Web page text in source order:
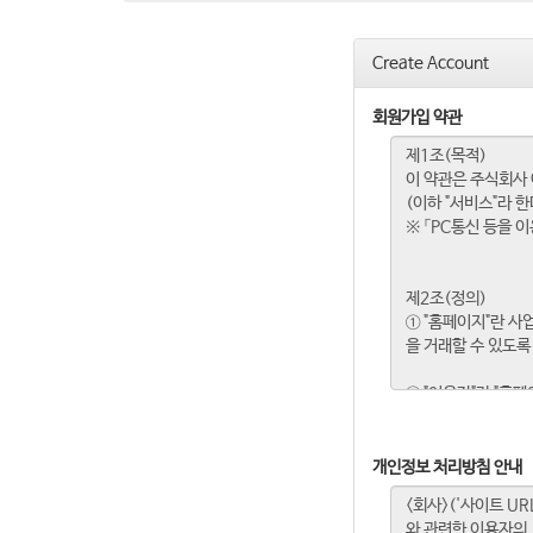
Create Account
회원가입 약관
개인정보 처리방침 안내